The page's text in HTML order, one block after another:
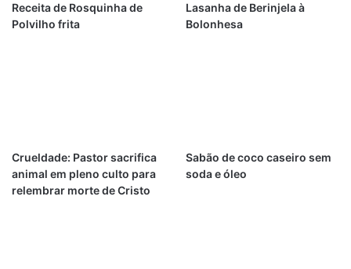
Receita de Rosquinha de
Polvilho frita
Lasanha de Berinjela à
Bolonhesa
Crueldade: Pastor sacrifica
animal em pleno culto para
relembrar morte de Cristo
Sabão de coco caseiro sem
soda e óleo